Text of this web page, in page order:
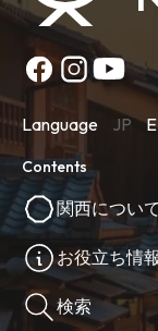
Language JP
Contents
関西について
お役立ち情報
検索